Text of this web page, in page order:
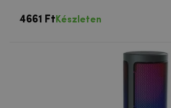
4661 Ft Készleten